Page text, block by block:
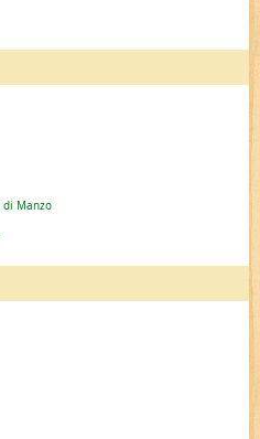
di Manzo